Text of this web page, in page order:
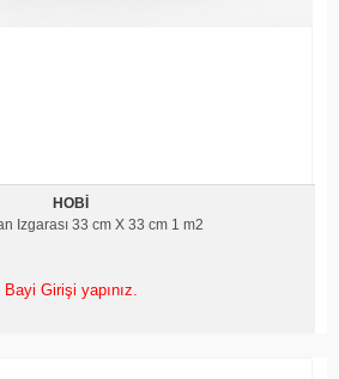
HOBI
Izgarası 33 cm X 33 cm 1 m2
Bayi Girişi yapınız.